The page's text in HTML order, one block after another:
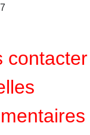
contacter